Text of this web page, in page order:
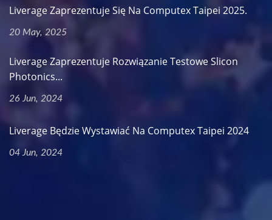
Liverage Zaprezentuje Się Na Computex Taipei 2025.
20 May, 2025
Liverage Zaprezentuje Rozwiązanie Testowe Slicon
Photonics...
26 Jun, 2024
Liverage Będzie Wystawiać Na Computex Taipei 2024
04 Jun, 2024